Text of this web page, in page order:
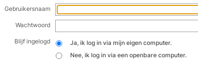
Gebruikersnaam
Wachtwoord
Blijf ingelogd
Ja, ik log in via mijn eigen computer.
Nee, ik log in via een openbare computer.